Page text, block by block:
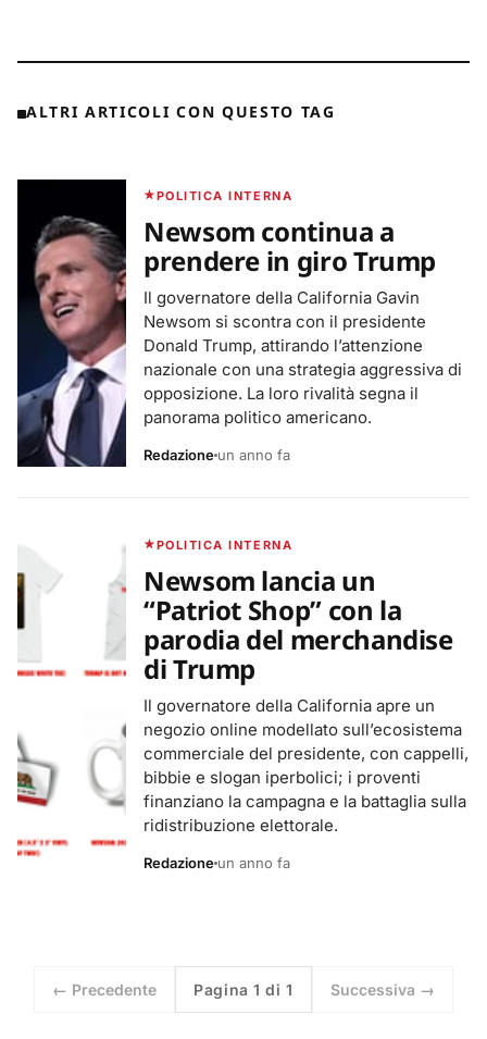
ALTRI ARTICOLI CON QUESTO TAG
POLITICA INTERNA
Newsom continua a
prendere in giro Trump
Il governatore della California Gavin
Newsom si scontra con il presidente
Donald Trump, attirando l’attenzione
nazionale con una strategia aggressiva di
opposizione. La loro rivalità segna il
panorama politico americano.
Redazione un anno fa
POLITICA INTERNA
Newsom lancia un
“Patriot Shop” con la
parodia del merchandise
di Trump
Il governatore della California apre un
negozio online modellato sull’ecosistema
commerciale del presidente, con cappelli,
bibbie e slogan iperbolici; i proventi
finanziano la campagna e la battaglia sulla
ridistribuzione elettorale.
Redazione un anno fa
← Precedente Pagina 1 di 1 Successiva →